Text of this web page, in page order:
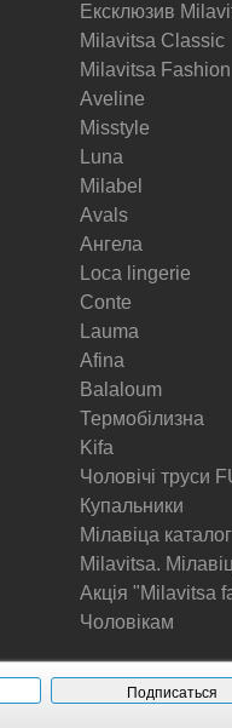
Ексклюзив
Milavitsa Classic
Milavitsa Fashion
Aveline
Misstyle
Luna
Milabel
Avals
Ангела
Loca lingerie
Conte
Lauma
Afina
Balaloum
Термобілизна
Kifa
Чоловічі труси
Купальники
Мілавіца каталог
Milavitsa.
Акція "Milavitsa
Чоловікам